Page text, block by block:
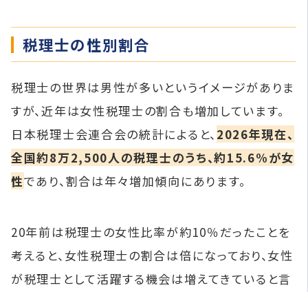
税理士の性別割合
税理士の世界は男性が多いというイメージがありま
すが、近年は女性税理士の割合も増加しています。
日本税理士会連合会の統計によると、 2026年現在、
全国約8万2,500人の税理士のうち、約15.6%が女
性であり、割合は年々増加傾向にあります。
20年前は税理士の女性比率が約10％だったことを
考えると、女性税理士の割合は倍になっており、女性
が税理士として活躍する機会は増えてきていると言